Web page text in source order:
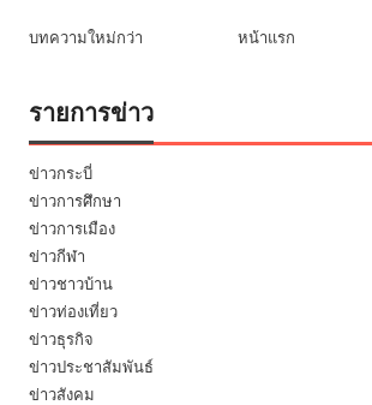
บทความใหม่กว่า หน้าแรก
รายการข่าว
ข่าวกระบี่
ข่าวการศึกษา
ข่าวการเมือง
ข่าวกีฬา
ข่าวชาวบ้าน
ข่าวท่องเที่ยว
ข่าวธุรกิจ
ข่าวประชาสัมพันธ์
ข่าวสังคม